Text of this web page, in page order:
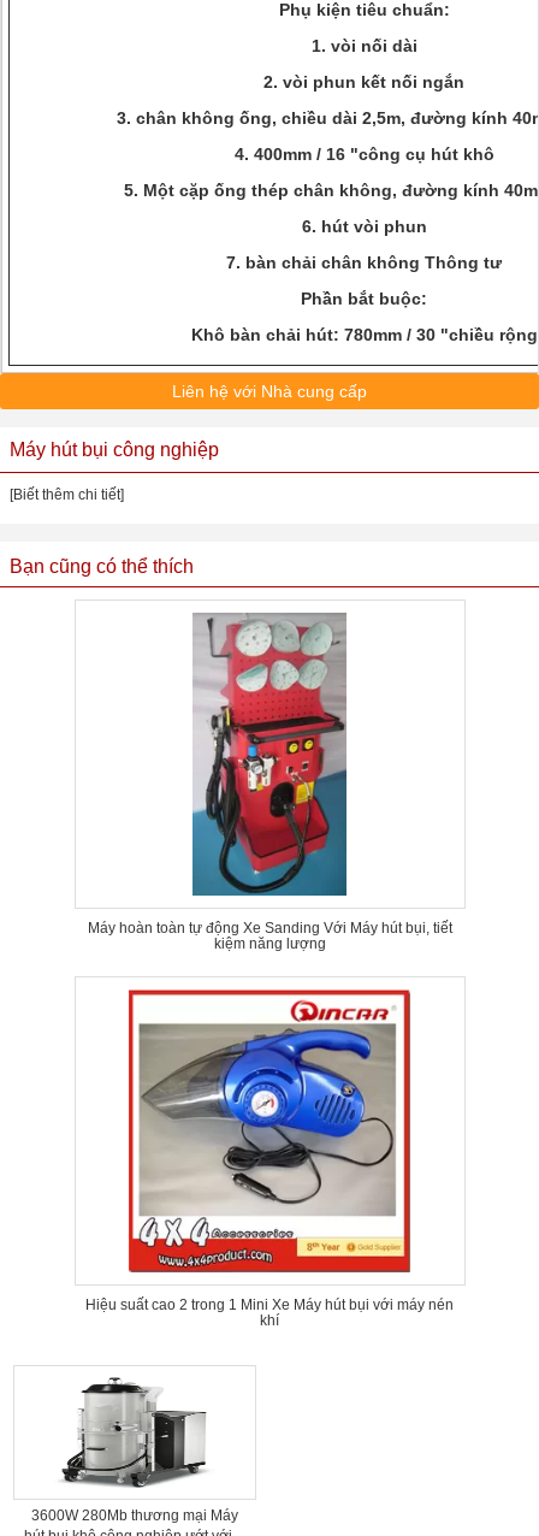
Phụ kiện tiêu chuẩn:
1. vòi nối dài
2. vòi phun kết nối ngắn
3. chân không ống, chiều dài 2,5m, đường kính
4. 400mm / 16 "công cụ hút khô
5. Một cặp ống thép chân không, đường kính
6. hút vòi phun
7. bàn chải chân không Thông tư
Phần bắt buộc:
Khô bàn chải hút: 780mm / 30 "chiều rộng
Liên hệ với Nhà cung cấp
Máy hút bụi công nghiệp
[Biết thêm chi tiết]
Bạn cũng có thể thích
Máy hoàn toàn tự động Xe Sanding Với Máy hút bụi, tiết
kiệm năng lượng
Hiệu suất cao 2 trong 1 Mini Xe Máy hút bụi với máy nén
khí
3600W 280Mb thương mại Máy